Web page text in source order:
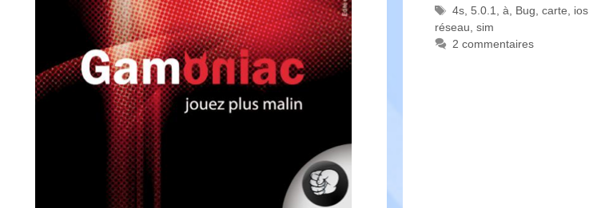
Étiquettes
4s, 5.0.1 à Bug carte ios,
réseau sim
2 commentaires